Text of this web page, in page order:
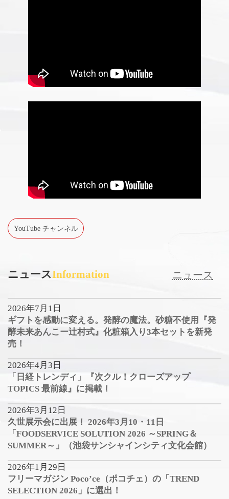
YouTube チャンネル
ニュースInformation ニュース
2026年7月1日
ギフトを感動に変える。発酵の魔法。砂糖不使用『発
酵未来あんこー辻村式』化粧箱入り3本セットを新発
売！
2026年4月3日
「日経トレンディ」『次クル！クローズアップ
TOPICS 最前線』に掲載！
2026年3月12日
久世展示会に出展！ 2026年3月10・11日
「FOODSERVICE SOLUTION 2026 ～SPRING＆
SUMMER～」（池袋サンシャインシティ文化会館）
2026年1月29日
フリーマガジン Poco’ce（ポコチェ）の「TREND
SELECTION 2026」に選出！